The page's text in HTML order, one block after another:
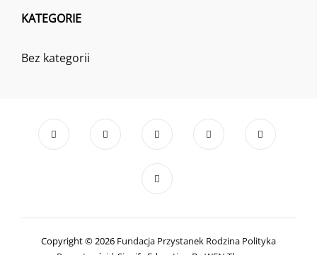
KATEGORIE
Bez kategorii
Copyright © 2026 Fundacja Przystanek Rodzina Polityka